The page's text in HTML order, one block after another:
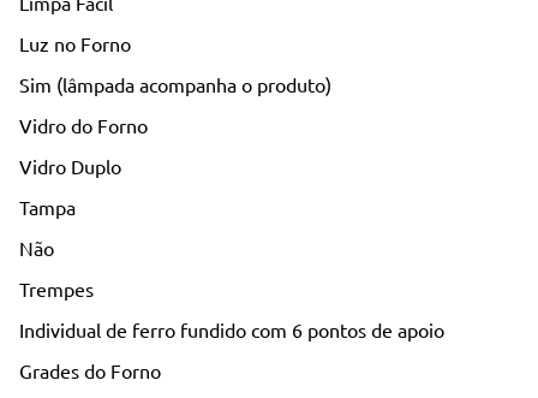
Luz no Forno
Sim (lâmpada acompanha o produto)
Vidro do Forno
Vidro Duplo
Tampa
Não
Trempes
Individual de ferro fundido com 6 pontos de apoio
Grades do Forno